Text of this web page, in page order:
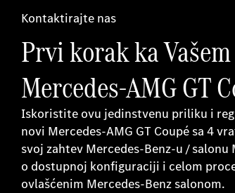
Kontaktirajte nas
Prvi korak ka
Mercedes-AMG GT
Iskoristite ovu jedinstvenu priliku i
novi Mercedes-AMG GT Coupé sa 4
svoj zahtev Mercedes-Benz-u /
o dostupnoj konfiguraciji i celom
ovlašćenim Mercedes-Benz salonom.